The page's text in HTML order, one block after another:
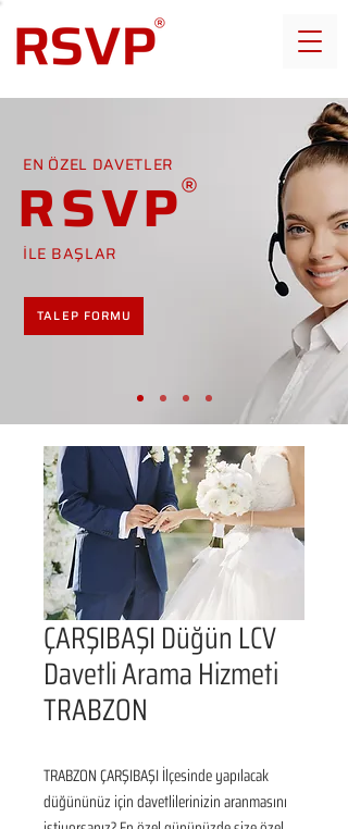
EN ÖZEL DAVETLER
RSVP
İLE BAŞLAR
TALEP FORMU
ÇARŞIBAŞI Düğün LCV
Davetli Arama Hizmeti
TRABZON
TRABZON ÇARŞIBAŞI İlçesinde yapılacak
düğününüz için davetlilerinizin aranmasını